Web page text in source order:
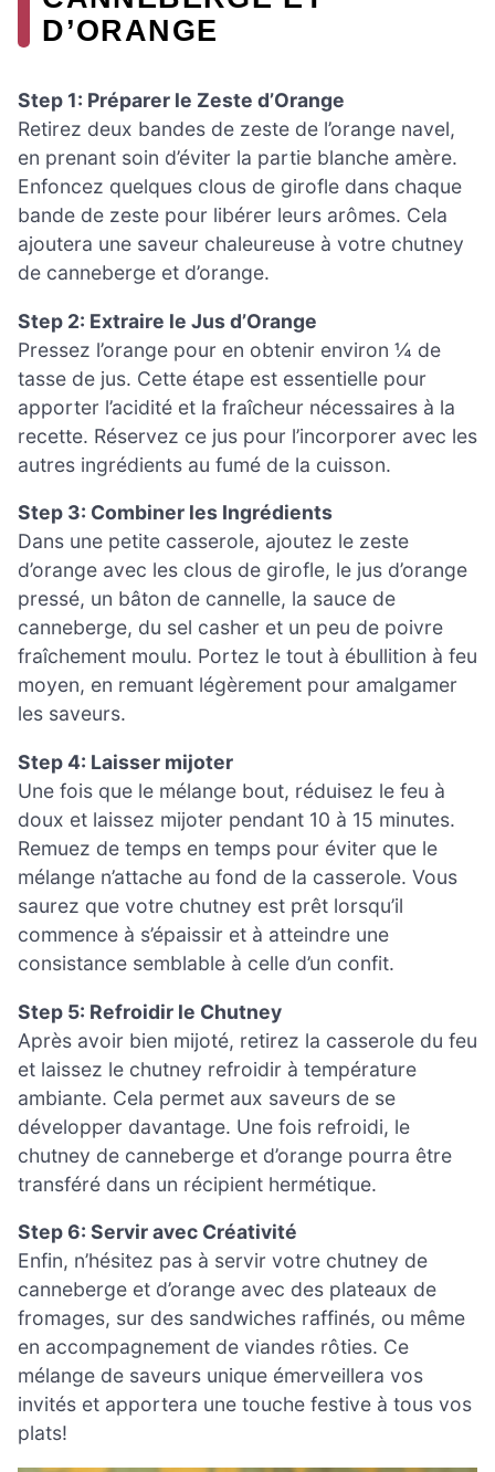
D’ORANGE
Step 1: Préparer le Zeste d’Orange
Retirez deux bandes de zeste de l’orange navel,
en prenant soin d’éviter la partie blanche amère.
Enfoncez quelques clous de girofle dans chaque
bande de zeste pour libérer leurs arômes. Cela
ajoutera une saveur chaleureuse à votre chutney
de canneberge et d’orange.
Step 2: Extraire le Jus d’Orange
Pressez l’orange pour en obtenir environ ¼ de
tasse de jus. Cette étape est essentielle pour
apporter l’acidité et la fraîcheur nécessaires à la
recette. Réservez ce jus pour l’incorporer avec les
autres ingrédients au fumé de la cuisson.
Step 3: Combiner les Ingrédients
Dans une petite casserole, ajoutez le zeste
d’orange avec les clous de girofle, le jus d’orange
pressé, un bâton de cannelle, la sauce de
canneberge, du sel casher et un peu de poivre
fraîchement moulu. Portez le tout à ébullition à feu
moyen, en remuant légèrement pour amalgamer
les saveurs.
Step 4: Laisser mijoter
Une fois que le mélange bout, réduisez le feu à
doux et laissez mijoter pendant 10 à 15 minutes.
Remuez de temps en temps pour éviter que le
mélange n’attache au fond de la casserole. Vous
saurez que votre chutney est prêt lorsqu’il
commence à s’épaissir et à atteindre une
consistance semblable à celle d’un confit.
Step 5: Refroidir le Chutney
Après avoir bien mijoté, retirez la casserole du feu
et laissez le chutney refroidir à température
ambiante. Cela permet aux saveurs de se
développer davantage. Une fois refroidi, le
chutney de canneberge et d’orange pourra être
transféré dans un récipient hermétique.
Step 6: Servir avec Créativité
Enfin, n’hésitez pas à servir votre chutney de
canneberge et d’orange avec des plateaux de
fromages, sur des sandwiches raffinés, ou même
en accompagnement de viandes rôties. Ce
mélange de saveurs unique émerveillera vos
invités et apportera une touche festive à tous vos
plats!